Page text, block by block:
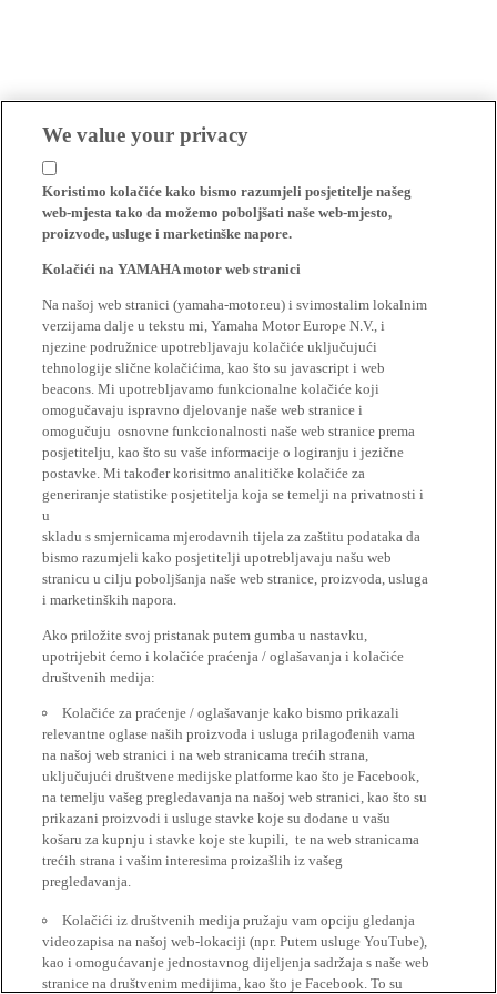
We value your privacy
Koristimo kolačiće kako bismo razumjeli posjetitelje našeg
web-mjesta tako da možemo poboljšati naše web-mjesto,
proizvode, usluge i marketinške napore.
Kolačići na YAMAHA motor web stranici
Na našoj web stranici (yamaha-motor.eu) i svimostalim lokalnim
verzijama dalje u tekstu mi, Yamaha Motor Europe N.V., i
njezine podružnice upotrebljavaju kolačiće uključujući
tehnologije slične kolačićima, kao što su javascript i web
beacons. Mi upotrebljavamo funkcionalne kolačiće koji
omogučavaju ispravno djelovanje naše web stranice i
omogučuju osnovne funkcionalnosti naše web stranice prema
posjetitelju, kao što su vaše informacije o logiranju i jezične
postavke. Mi također korisitmo analitičke kolačiće za
generiranje statistike posjetitelja koja se temelji na privatnosti i
u
skladu s smjernicama mjerodavnih tijela za zaštitu podataka da
bismo razumjeli kako posjetitelji upotrebljavaju našu web
stranicu u cilju poboljšanja naše web stranice, proizvoda, usluga
i marketinških napora.
Ako priložite svoj pristanak putem gumba u nastavku,
upotrijebit ćemo i kolačiće praćenja / oglašavanja i kolačiće
društvenih medija:
Kolačiće za praćenje / oglašavanje kako bismo prikazali
relevantne oglase naših proizvoda i usluga prilagođenih vama
na našoj web stranici i na web stranicama trećih strana,
uključujući društvene medijske platforme kao što je Facebook,
na temelju vašeg pregledavanja na našoj web stranici, kao što su
prikazani proizvodi i usluge stavke koje su dodane u vašu
košaru za kupnju i stavke koje ste kupili, te na web stranicama
trećih strana i vašim interesima proizašlih iz vašeg
pregledavanja.
Kolačići iz društvenih medija pružaju vam opciju gledanja
videozapisa na našoj web-lokaciji (npr. Putem usluge YouTube),
kao i omogućavanje jednostavnog dijeljenja sadržaja s naše web
stranice na društvenim medijima, kao što je Facebook. To su